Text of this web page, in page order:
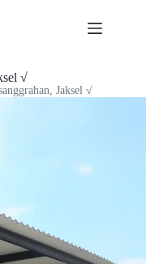
√
Jaksel √